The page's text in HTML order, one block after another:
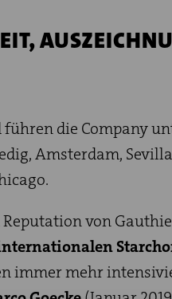
die Company
Amsterdam,
von
immer mehr